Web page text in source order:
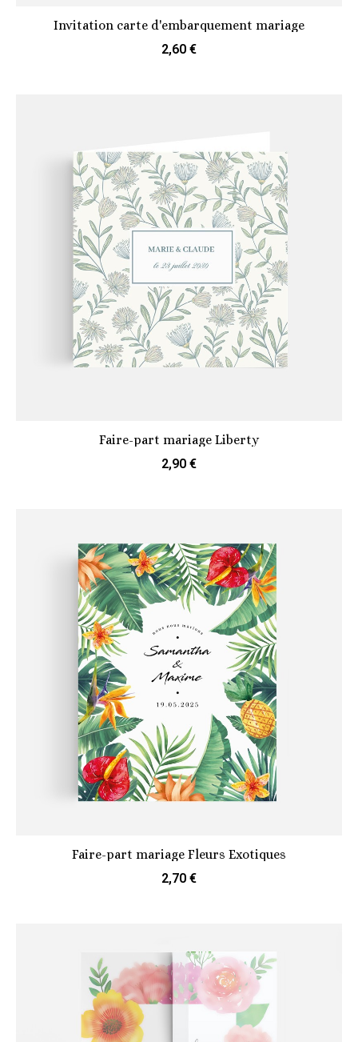
Invitation carte d'embarquement mariage
2,60 €
Faire-part mariage Liberty
2,90 €
Faire-part mariage Fleurs Exotiques
2,70 €